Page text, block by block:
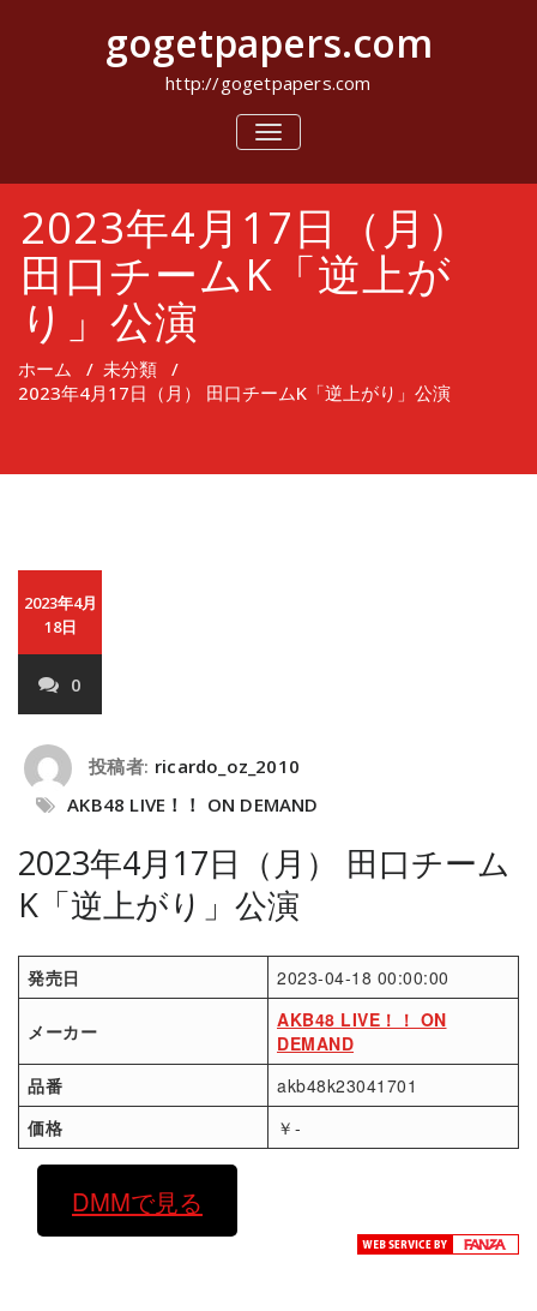
キ
gogetpapers.com
http://gogetpapers.com
ナ
ビ
シ
ョ
ン
切
2023年4月17日（月）
田口チームK「逆上が
り」公演
ホーム / 未分類 /
2023年4月17日（月） 田口チームK「逆上がり」公演
2023年4月
18日
0
投稿者: ricardo_oz_2010
AKB48 LIVE！！ ON DEMAND
2023年4月17日（月） 田口チーム
K「逆上がり」公演
発売日 2023-04-18 00:00:00
メーカー
AKB48 LIVE！！ ON
DEMAND
品番
akb48k23041701
価格
￥-
DMMで見る